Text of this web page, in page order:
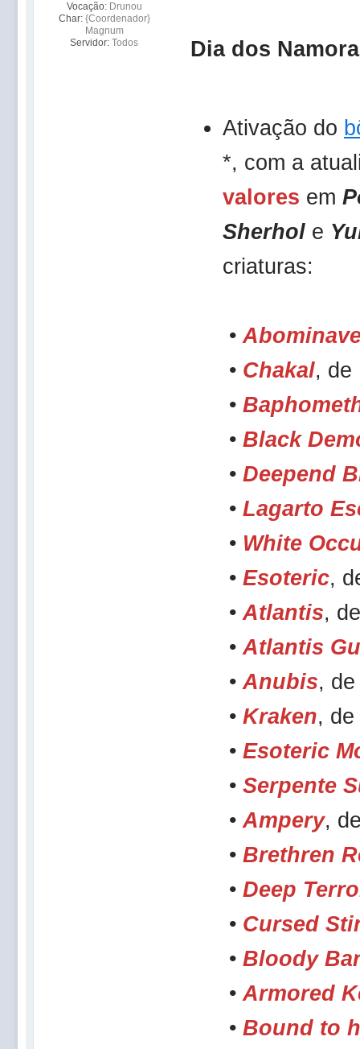
Vocação: Drunou
Char: {Coordenador}
Magnum
Servidor: Todos Dia dos
Ativação do
*, com a
valores em
Sherhol e
criaturas:
•
• Chakal,
•
• Black
• Deepend
• Lagarto
• White
• Esoteric,
• Atlantis,
• Atlantis
• Anubis,
• Kraken,
• Esoteric
• Serpente
• Ampery,
• Brethren
• Deep
• Cursed
• Bloody
• Armored
• Bound to